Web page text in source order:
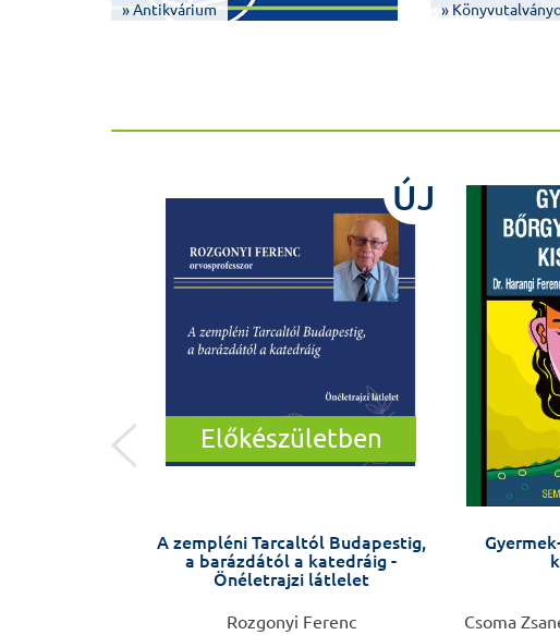
» Antikvárium »
ÚJ
Előkészületben
A zempléni Tarcaltól Budapestig,
a barázdától a katedráig -
Önéletrajzi látlelet
Rozgonyi Ferenc
Csoma